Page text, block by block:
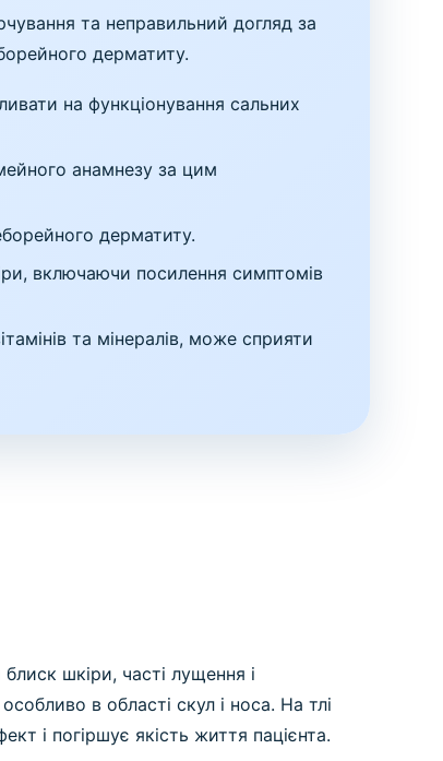
та неправильний догляд за
дерматиту.
на функціонування сальних
анамнезу за цим
дерматиту.
включаючи посилення симптомів
та мінералів, може сприяти
шкіри, часті лущення і
в області скул і носа. На тлі
і погіршує якість життя пацієнта.